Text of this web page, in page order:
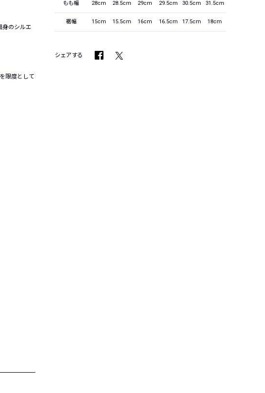
身のシルエ
限度として
もも幅 28cm 28.5cm 29cm 29.5cm 30.5cm 31.5cm
裾幅 15cm 15.5cm 16cm 16.5cm 17.5cm 18cm
シェアする